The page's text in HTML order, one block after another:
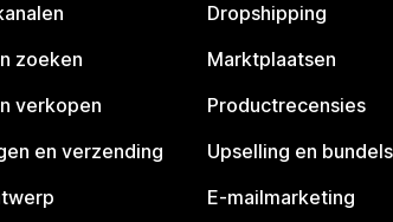
zoeken
verkopen
en verzending
Dropshipping
Marktplaatsen
Productrecensies
Upselling en bundels
E-mailmarketing